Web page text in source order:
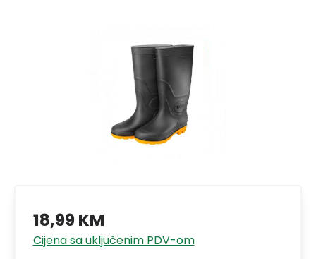
18,99 KM
Cijena sa uključenim PDV-om